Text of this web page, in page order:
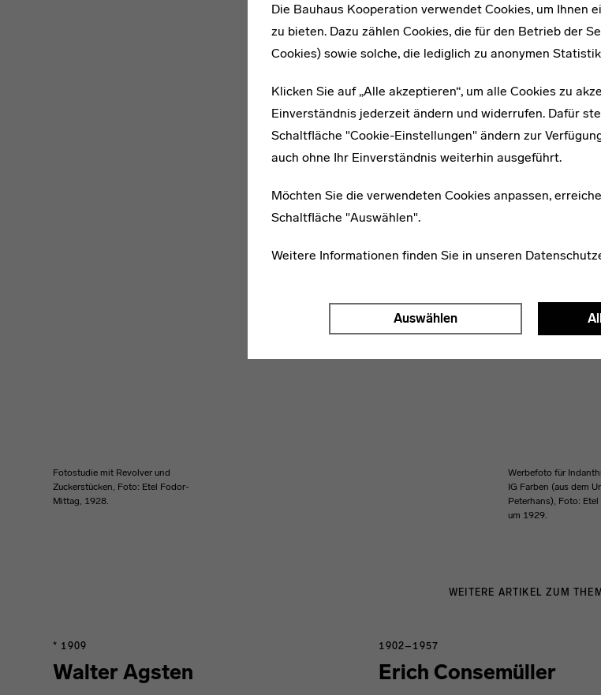
Die Bauhaus Kooperation verwendet Cookies, um Ihnen
zu bieten. Dazu zählen Cookies, die für den Betrieb der
Cookies) sowie solche, die lediglich zu anonymen
Klicken Sie auf „Alle akzeptieren“, um alle Cookies zu
Einverständnis jederzeit ändern und widerrufen. Dafür
Schaltfläche "Cookie-Einstellungen" ändern zur
auch ohne Ihr Einverständnis weiterhin ausgeführt.
Möchten Sie die verwendeten Cookies anpassen,
Schaltfläche "Auswählen".
Weitere Informationen finden Sie in unseren
Auswählen
Fotostudie mit Revolver und
Zuckerstücken, Foto: Etel Fodor-
Mittag, 1928.
Werbefoto für
IG Farben (aus dem
Peterhans), Foto:
um 1929.
WEITERE ARTIKEL ZUM
Walter Agsten
* 1909
Erich Consemüller
1902–1957